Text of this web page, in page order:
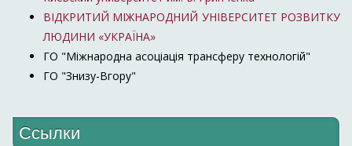
ВІДКРИТИЙ МІЖНАРОДНИЙ УНІВЕРСИТЕТ РОЗВИТКУ
ЛЮДИНИ «УКРАЇНА»
ГО "Міжнародна асоціація трансферу технологій"
ГО "Знизу-Вгору"
Ссылки